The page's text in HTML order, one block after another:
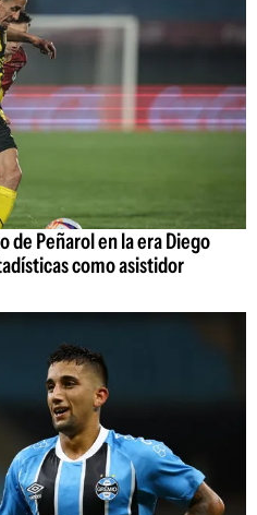
de Peñarol en la era Diego
como asistidor